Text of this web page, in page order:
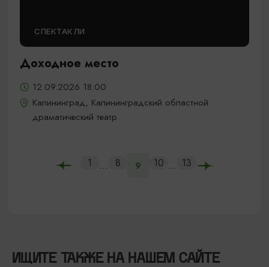
СПЕКТАКЛИ
Доходное место
12.09.2026 18:00
Калининград, Калининградский областной
драматический театр
1 ... 8 9 10 ... 13
ИЩИТЕ ТАКЖЕ НА НАШЕМ САЙТЕ